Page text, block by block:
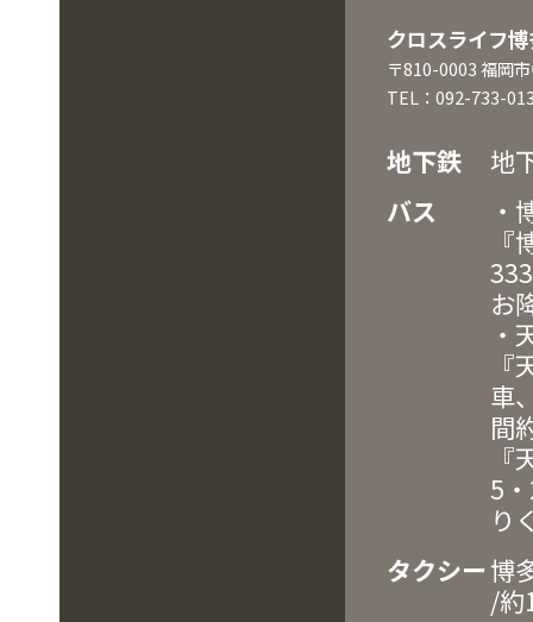
クロスライフ
〒810-0003 福岡
TEL：092-733-
地下鉄
地
バス
・
お
・
車
間
5
り
タクシー 博
/約